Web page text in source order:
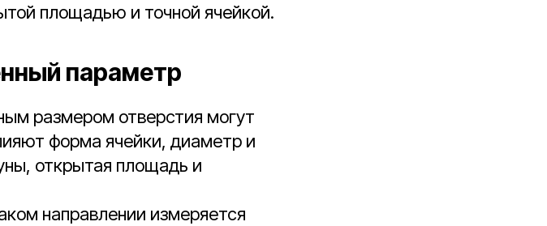
площадью и точной ячейкой.
параметр
размером отверстия могут
форма ячейки, диаметр и
открытая площадь и
направлении измеряется